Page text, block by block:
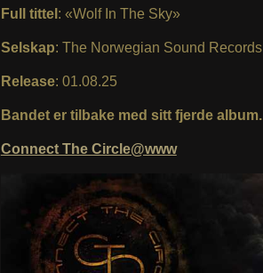
Full tittel : «Wolf In The Sky»
Selskap: The Norwegian Sound Records
Release: 01.08.25
Bandet er tilbake med sitt fjerde album.
Connect The Circle@www